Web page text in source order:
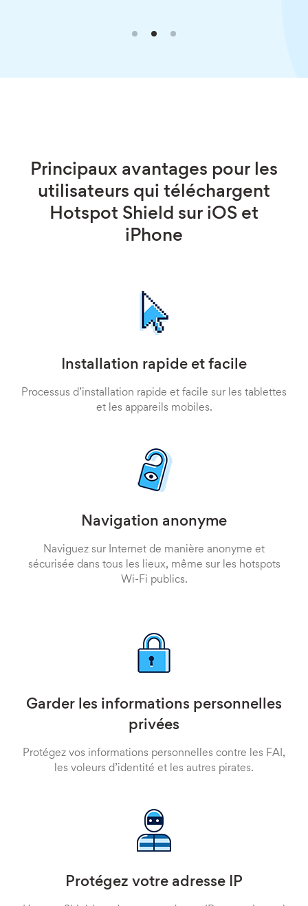
Principaux avantages pour les
utilisateurs qui téléchargent
Hotspot Shield sur iOS et
iPhone
Installation rapide et facile
Processus d’installation rapide et facile sur les tablettes
et les appareils mobiles.
Navigation anonyme
Naviguez sur Internet de manière anonyme et
sécurisée dans tous les lieux, même sur les hotspots
Wi-Fi publics.
Garder les informations personnelles
privées
Protégez vos informations personnelles contre les FAI,
les voleurs d’identité et les autres pirates.
Protégez votre adresse IP